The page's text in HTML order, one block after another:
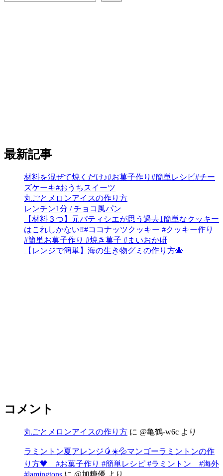
最新記事
材料を混ぜて焼くだけ♪#お菓子作り#簡単レシピ#チー
ズケーキ#おうちスイーツ
丸ごとメロンアイスの作り方
レンチン1分 / チョコ風パン
【材料３つ】元パティシエが思う過去1簡単なクッキー
はこれしかない‼︎#ココナッツクッキー #クッキー作り
#簡単お菓子作り #焼き菓子 #まいおか研
【レンジで簡単】海の生き物グミの作り方🐙
コメント
丸ごとメロンアイスの作り方 に @亀鶴-w6c より
ラミントン夏アレンジ🥭☀️💦マンゴーラミントンの作
り方🧡 #お菓子作り #簡単レシピ #ラミントン #海外